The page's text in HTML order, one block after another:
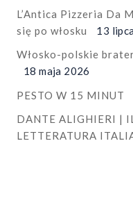
L’Antica Pizzeria Da
się po włosku
13
Włosko-polskie
18 maja 2026
PESTO W 15 MINUT
DANTE ALIGHIERI |
LETTERATURA